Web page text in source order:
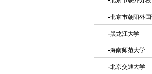
|-北京市朝阳外
|-黑龙江大学
|-海南师范大学
|-北京交通大学